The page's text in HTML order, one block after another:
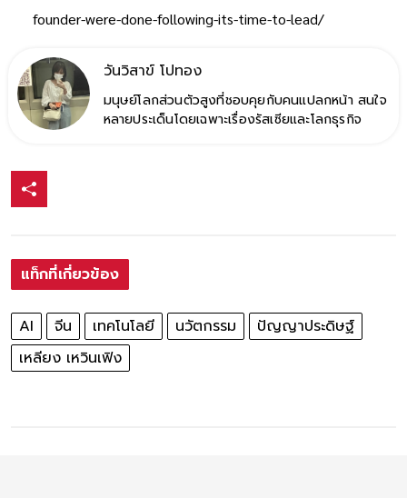
founder-were-done-following-its-time-to-lead/
วันวิสาข์ โปทอง
มนุษย์โลกส่วนตัวสูงที่ชอบคุยกับคนแปลกหน้า สนใจ
หลายประเด็นโดยเฉพาะเรื่องรัสเซียและโลกธุรกิจ
แท็กที่เกี่ยวข้อง
AI จีน เทคโนโลยี นวัตกรรม
ปัญญาประดิษฐ์
เหลียง เหวินเฟิง